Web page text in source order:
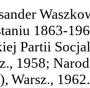
1863-
Partii
1958;
Warsz., 1962.